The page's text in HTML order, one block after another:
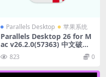
Parallels Desktop 苹果系统
Parallels Desktop 26 for M
ac v26.2.0(57363) 中文破解
Mac虚拟机软件
823 0